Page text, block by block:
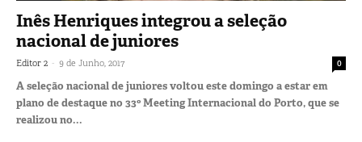
Inês Henriques integrou a seleção
nacional de juniores
Editor 2 - 9 de Junho, 2017 0
A seleção nacional de juniores voltou este domingo a estar em
plano de destaque no 33º Meeting Internacional do Porto, que se
realizou no...